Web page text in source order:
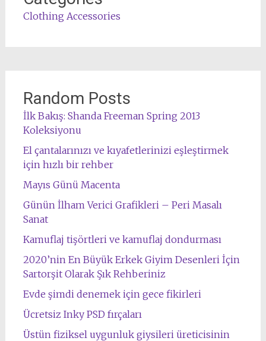
Clothing Accessories
Random Posts
İlk Bakış: Shanda Freeman Spring 2013
Koleksiyonu
El çantalarınızı ve kıyafetlerinizi eşleştirmek
için hızlı bir rehber
Mayıs Günü Macenta
Günün İlham Verici Grafikleri – Peri Masalı
Sanat
Kamuflaj tişörtleri ve kamuflaj dondurması
2020’nin En Büyük Erkek Giyim Desenleri İçin
Sartorşit Olarak Şık Rehberiniz
Evde şimdi denemek için gece fikirleri
Ücretsiz Inky PSD fırçaları
Üstün fiziksel uygunluk giysileri üreticisinin